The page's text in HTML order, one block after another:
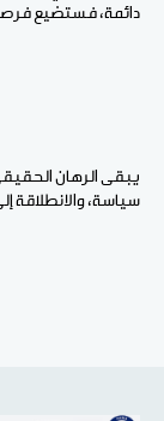
دائمة، فستضيع
يبقى الرهان
سياسة، والانطلاقة